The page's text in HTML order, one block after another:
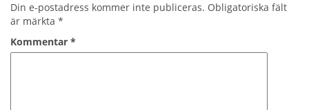
Din e-postadress kommer inte publiceras. Obligatoriska fält
är märkta *
Kommentar *